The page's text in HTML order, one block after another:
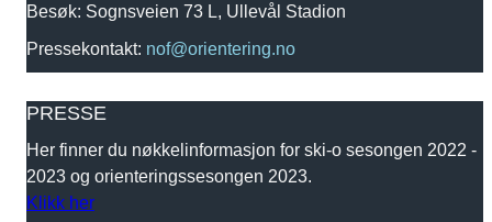
Besøk: Sognsveien 73 L, Ullevål Stadion
Pressekontakt: nof@orientering.no
PRESSE
Her finner du nøkkelinformasjon for ski-o sesongen 2022 -
2023 og orienteringssesongen 2023.
Klikk her